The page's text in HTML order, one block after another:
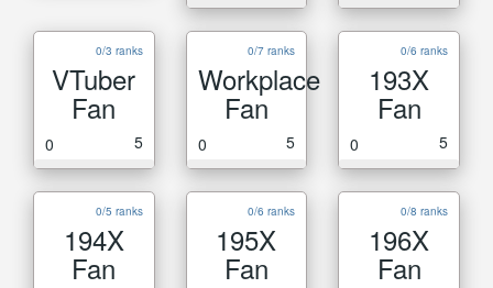
0/3 ranks
VTuber
Fan
0 5
0/7 ranks
Workplace
Fan
0 5
0/6 ranks
193X
Fan
0 5
0/5 ranks
194X
Fan
0/6 ranks
195X
Fan
0/8 ranks
196X
Fan